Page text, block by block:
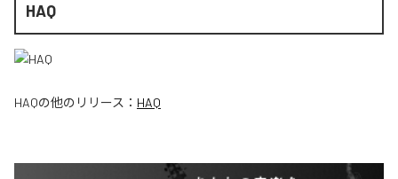
HAQ
HAQの他のリリース： HAQ